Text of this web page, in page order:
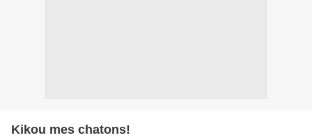
Kikou mes chatons!